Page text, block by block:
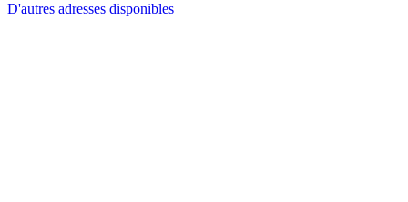
D'autres adresses disponibles